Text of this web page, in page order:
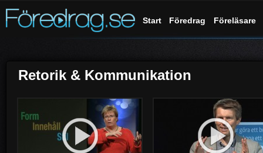
Start Föredrag Föreläsare
Retorik & Kommunikation